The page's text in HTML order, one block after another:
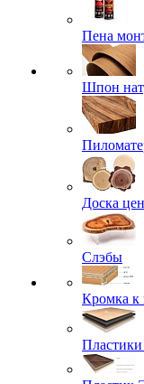
Пена
Шпон
Доска
Слэбы
Кромка к